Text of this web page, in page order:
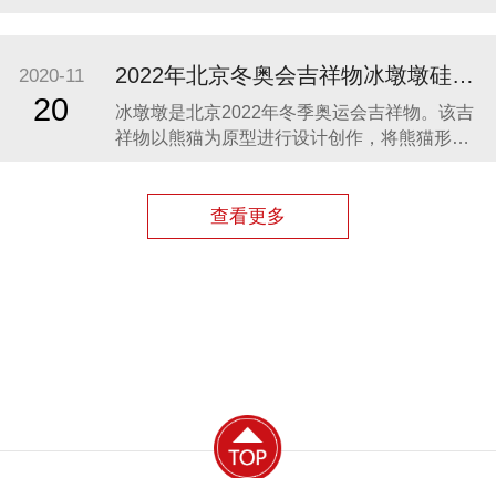
品的的主要材料之一。众盛硅胶厂家在硅胶制
品行业深耕23年，生产的硅胶母婴用品全球使
用用户超百万。 今天我们就来分享几款热卖的
硅胶母婴
2020-11
20
2022年北京冬奥会吉祥物冰墩墩硅胶制品生产案例
冰墩墩是北京2022年冬季奥运会吉祥物。该吉
祥物以熊猫为原型进行设计创作，将熊猫形象
心，奥运组委会将吉祥物冰墩墩放到东莞生
产，而众盛硅胶也有幸参与了冰墩墩的生产制
查看更多